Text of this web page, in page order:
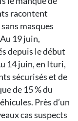
racontent
masques
19 juin,
depuis le début
14 juin, en Ituri,
sécurisés et de
de 15 % du
Près d’un
cas suspects